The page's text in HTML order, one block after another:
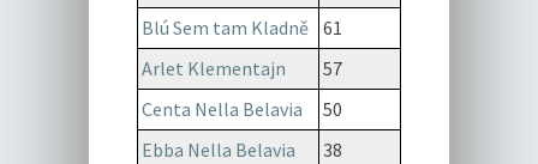
Blú Sem tam Kladně
61
Arlet Klementajn
57
Centa Nella Belavia
50
Ebba Nella Belavia
38